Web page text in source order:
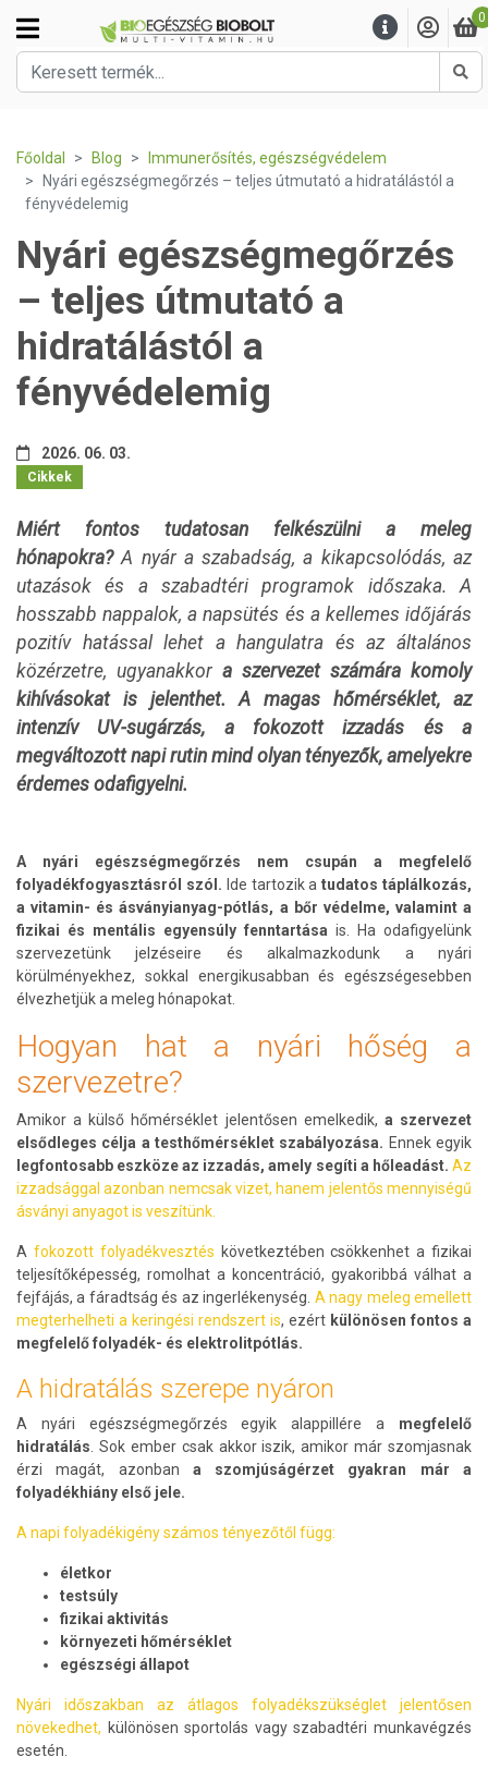
0
Főoldal Blog
Immunerősítés, egészségvédelem
Nyári egészségmegőrzés – teljes útmutató a hidratálástól a
fényvédelemig
Nyári egészségmegőrzés
– teljes útmutató a
hidratálástól a
fényvédelemig
2026. 06. 03.
Cikkek
Miért fontos tudatosan felkészülni a meleg
hónapokra?A nyár a szabadság, a kikapcsolódás, az
utazások és a szabadtéri programok időszaka. A
hosszabb nappalok, a napsütés és a kellemes időjárás
pozitív hatással lehet a hangulatra és az általános
közérzetre, ugyanakkor a szervezet számára komoly
kihívásokat is jelenthet. A magas hőmérséklet, az
intenzív UV-sugárzás, a fokozott izzadás és a
megváltozott napi rutin mind olyan tényezők, amelyekre
érdemes odafigyelni.
A nyári egészségmegőrzés nem csupán a megfelelő
folyadékfogyasztásról szól. Ide tartozik atudatos táplálkozás,
a vitamin- és ásványianyag-pótlás, a bőr védelme, valamint a
fizikai és mentális egyensúly fenntartása is. Ha odafigyelünk
szervezetünk jelzéseire és alkalmazkodunk a nyári
körülményekhez, sokkal energikusabban és egészségesebben
élvezhetjük a meleg hónapokat.
Hogyan hat a nyári hőség a
szervezetre?
Amikor a külső hőmérséklet jelentősen emelkedik, a szervezet
elsődleges célja a testhőmérséklet szabályozása. Ennek egyik
legfontosabb eszköze az izzadás, amely segíti a hőleadást. Az
izzadsággal azonban nemcsak vizet, hanem jelentős mennyiségű
ásványi anyagot is veszítünk.
A fokozott folyadékvesztés következtében csökkenhet a fizikai
teljesítőképesség, romolhat a koncentráció, gyakoribbá válhat a
fejfájás, a fáradtság és az ingerlékenység. A nagy meleg emellett
megterhelheti a keringési rendszert is, ezért különösen fontos a
megfelelő folyadék- és elektrolitpótlás.
A hidratálás szerepe nyáron
A nyári egészségmegőrzés egyik alappillére a megfelelő
hidratálás . Sok ember csak akkor iszik, amikor már szomjasnak
érzi magát, azonban a szomjúságérzet gyakran már a
folyadékhiány első jele.
A napi folyadékigény számos tényezőtől függ:
életkor
testsúly
fizikai aktivitás
környezeti hőmérséklet
egészségi állapot
Nyári időszakban az átlagos folyadékszükséglet jelentősen
növekedhet, különösen sportolás vagy szabadtéri munkavégzés
esetén.